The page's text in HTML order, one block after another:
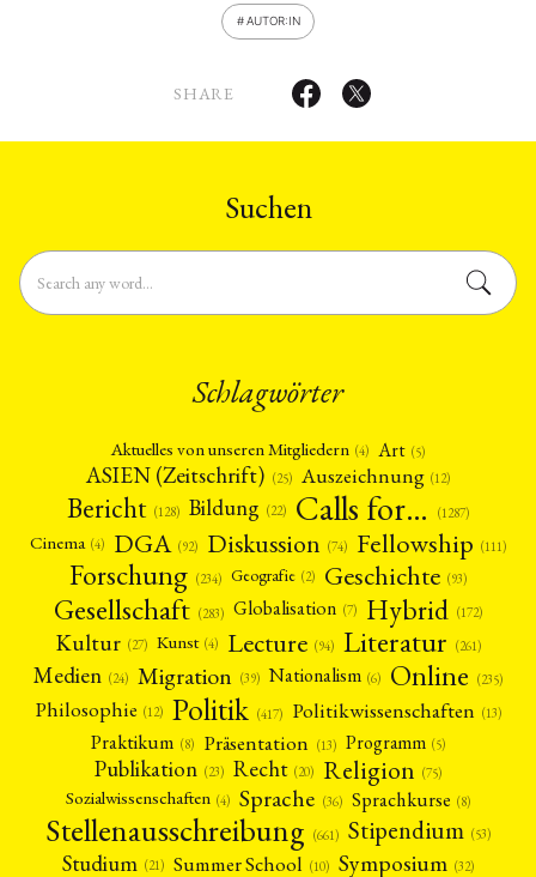
AUTOR:IN
SHARE
Suchen
Schlagwörter
Aktuelles von unseren Mitgliedern (4) Art (5)
ASIEN (Zeitschrift) (25) Auszeichnung (12)
Bericht (128) Bildung (22) Calls for… (1287)
Cinema (4) DGA (92) Diskussion (74) Fellowship (111)
Forschung (234) Geografie (2) Geschichte (93)
Gesellschaft (283) Globalisation (7) Hybrid (172)
Kultur (27) Kunst (4) Lecture (94) Literatur (261)
Medien (24) Migration (39) Nationalism (6) Online (235)
Philosophie (12) Politik (417) Politikwissenschaften (13)
Praktikum (8) Präsentation (13) Programm (5)
Publikation (23) Recht (20) Religion (75)
Sozialwissenschaften (4) Sprache (36) Sprachkurse (8)
Stellenausschreibung (661) Stipendium (53)
Studium (21) Summer School (10) Symposium (32)